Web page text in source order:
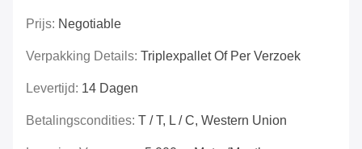
Prijs: Negotiable
Verpakking Details: Triplexpallet Of Per Verzoek
Levertijd: 14 Dagen
Betalingscondities: T / T, L / C, Western Union